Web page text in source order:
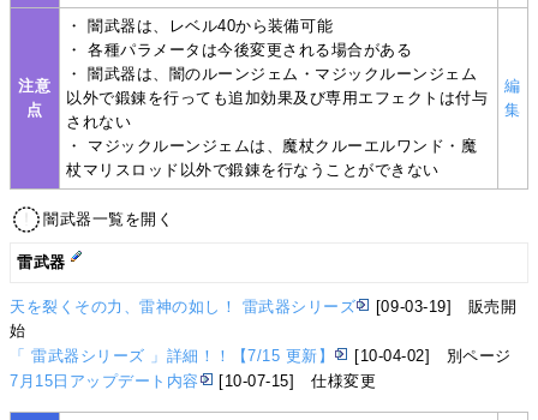
注意
点
・ 闇武器は、レベル40から装備可能
・ 各種パラメータは今後変更される場合がある
・ 闇武器は、闇のルーンジェム・マジックルーンジェム
以外で鍛錬を行っても追加効果及び専用エフェクトは付与
されない
・ マジックルーンジェムは、魔杖クルーエルワンド・魔
杖マリスロッド以外で鍛錬を行なうことができない
編
集
闇武器一覧を開く
雷武器
天を裂くその力、雷神の如し！ 雷武器シリーズ
[09-03-19] 販売開
始
「 雷武器シリーズ 」詳細！！【7/15 更新】
[10-04-02] 別ページ
7月15日アップデート内容
[10-07-15] 仕様変更